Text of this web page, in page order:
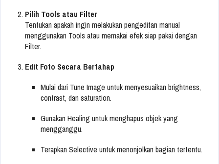
Pilih Tools atau Filter
Tentukan apakah ingin melakukan pengeditan manual
menggunakan Tools atau memakai efek siap pakai dengan
Filter.
Edit Foto Secara Bertahap
Mulai dari Tune Image untuk menyesuaikan brightness,
contrast, dan saturation.
Gunakan Healing untuk menghapus objek yang
mengganggu.
Terapkan Selective untuk menonjolkan bagian tertentu.